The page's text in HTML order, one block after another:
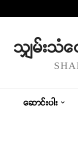
သျှမ်းသံ
ဆောင်းပါး